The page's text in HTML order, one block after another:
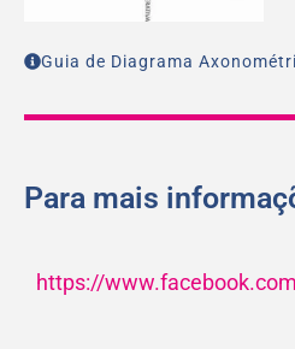
Guia de Diagrama
Para mais
https://